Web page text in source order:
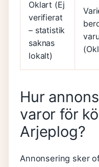
Oklart (Ej
verifierat
– statistik
saknas
lokalt)
Hur
varor för
Arjeplog?
Annonsering sker